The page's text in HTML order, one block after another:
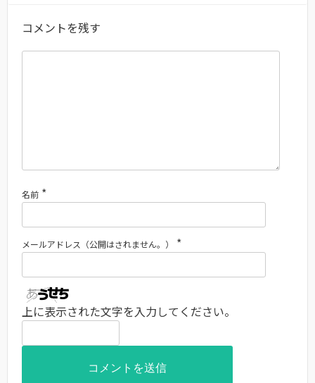
コメントを残す
名前 *
メールアドレス（公開はされません。） *
上に表示された文字を入力してください。